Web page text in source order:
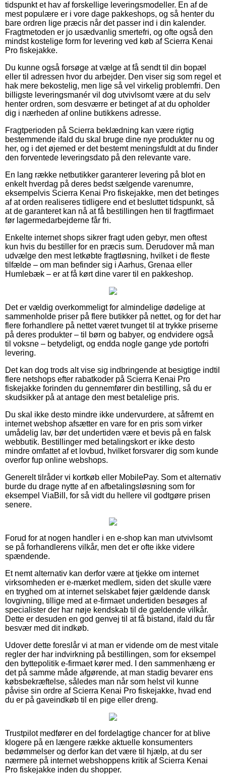
tidspunkt et hav af forskellige leveringsmodeller. En af de
mest populære er i vore dage pakkeshops, og så henter du
bare ordren lige præcis når det passer ind i din kalender.
Fragtmetoden er jo usædvanlig smertefri, og ofte også den
mindst kostelige form for levering ved køb af Scierra Kenai
Pro fiskejakke.
Du kunne også forsøge at vælge at få sendt til din bopæl
eller til adressen hvor du arbejder. Den viser sig som regel et
hak mere bekostelig, men lige så vel virkelig problemfri. Den
billigste leveringsmanér vil dog utvivlsomt være at du selv
henter ordren, som desværre er betinget af at du opholder
dig i nærheden af online butikkens adresse.
Fragtperioden på Scierra beklædning kan være rigtig
bestemmende ifald du skal bruge dine nye produkter nu og
her, og i det øjemed er det bestemt meningsfuldt at du finder
den forventede leveringsdato på den relevante vare.
En lang række netbutikker garanterer levering på blot en
enkelt hverdag på deres bedst sælgende varenumre,
eksempelvis Scierra Kenai Pro fiskejakke, men det betinges
af at orden realiseres tidligere end et besluttet tidspunkt, så
at de garanteret kan nå at få bestillingen hen til fragtfirmaet
før lagermedarbejderne får fri.
Enkelte internet shops sikrer fragt uden gebyr, men oftest
kun hvis du bestiller for en præcis sum. Derudover må man
udvælge den mest letkøbte fragtløsning, hvilket i de fleste
tilfælde – om man befinder sig i Aarhus, Grenaa eller
Humlebæk – er at få kørt dine varer til en pakkeshop.
Det er vældig overkommeligt for almindelige dødelige at
sammenholde priser på flere butikker på nettet, og for det har
flere forhandlere på nettet været tvunget til at trykke priserne
på deres produkter – til børn og babyer, og endvidere også
til voksne – betydeligt, og endda nogle gange yde portofri
levering.
Det kan dog trods alt vise sig indbringende at besigtige indtil
flere netshops efter rabatkoder på Scierra Kenai Pro
fiskejakke forinden du gennemfører din bestilling, så du er
skudsikker på at antage den mest betalelige pris.
Du skal ikke desto mindre ikke undervurdere, at såfremt en
internet webshop afsætter en vare for en pris som virker
umådelig lav, bør det undertiden være et bevis på en falsk
webbutik. Bestillinger med betalingskort er ikke desto
mindre omfattet af et lovbud, hvilket forsvarer dig som kunde
overfor fup online webshops.
Generelt tilråder vi kortkøb eller MobilePay. Som et alternativ
burde du drage nytte af en afbetalingsløsning som for
eksempel ViaBill, for så vidt du hellere vil godtgøre prisen
senere.
Forud for at nogen handler i en e-shop kan man utvivlsomt
se på forhandlerens vilkår, men det er ofte ikke videre
spændende.
Et nemt alternativ kan derfor være at tjekke om internet
virksomheden er e-mærket medlem, siden det skulle være
en tryghed om at internet selskabet føjer gældende dansk
lovgivning, tillige med at e-firmaet undertiden besøges af
specialister der har nøje kendskab til de gældende vilkår.
Dette er desuden en god genvej til at få bistand, ifald du får
besvær med dit indkøb.
Udover dette foreslår vi at man er vidende om de mest vitale
regler der har indvirkning på bestillingen, som for eksempel
den byttepolitik e-firmaet kører med. I den sammenhæng er
det på samme måde afgørende, at man stadig bevarer ens
købsbekræftelse, således man når som helst vil kunne
påvise sin ordre af Scierra Kenai Pro fiskejakke, hvad end
du er på gaveindkøb til en pige eller dreng.
Trustpilot medfører en del fordelagtige chancer for at blive
klogere på en længere række aktuelle konsumenters
bedømmelser og derfor kan det være til hjælp, at du ser
nærmere på internet webshoppens kritik af Scierra Kenai
Pro fiskejakke inden du shopper.